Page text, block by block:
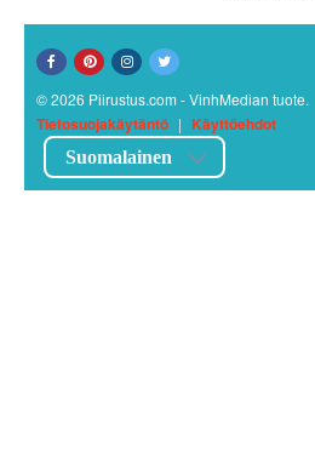
© 2026 Piirustus.com - VinhMedian tuote.
Tietosuojakäytäntö | Käyttöehdot
Suomalainen